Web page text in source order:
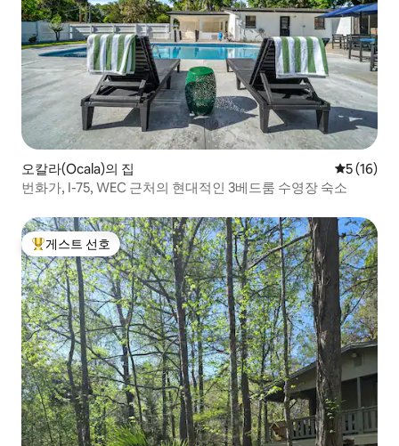
오칼라(Ocala)의 집 평점 5점
5 (16)
번화가, I-75, WEC 근처의 현대적인 3베드룸 수영장 숙소
상위 게스트 선호
게스트 선호